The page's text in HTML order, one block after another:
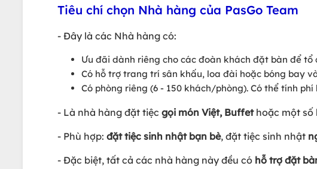
Tiêu chí chọn Nhà hàng của PasGo Team
- Đây là các Nhà hàng có:
Ưu đãi dành riêng cho các đoàn khách đặt bàn để tổ
Có hỗ trợ trang trí sân khấu, loa đài hoặc bóng bay
Có phòng riêng (6 - 150 khách/phòng). Có thể tính phí
- Là nhà hàng đặt tiệc gọi món Việt, Buffethoặc một số
- Phù hợp: đặt tiệc sinh nhậtbạn bè, đặt tiệc sinh nhật
- Đặc biệt, tất cả các nhà hàng này đều có hỗ trợ đặt